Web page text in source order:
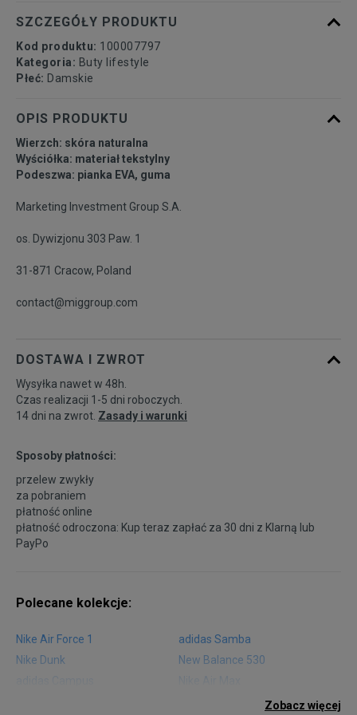
40,5
SZCZEGÓŁY PRODUKTU
Kod produktu: 100007797
Kategoria: Buty lifestyle
Płeć: Damskie
OPIS PRODUKTU
Wierzch: skóra naturalna
Wyściółka: materiał tekstylny
Podeszwa: pianka EVA, guma
Marketing Investment Group S.A.
os. Dywizjonu 303 Paw. 1
31-871 Cracow, Poland
contact@miggroup.com
DOSTAWA I ZWROT
Wysyłka nawet w 48h.
Czas realizacji 1-5 dni roboczych.
14 dni na zwrot. Zasady i warunki
Sposoby płatności:
przelew zwykły
za pobraniem
płatność online
płatność odroczona: Kup teraz zapłać za 30 dni z Klarną lub
PayPo
Polecane kolekcje:
Nike Air Force 1
adidas Samba
Nike Dunk
New Balance 530
Zobacz więcej